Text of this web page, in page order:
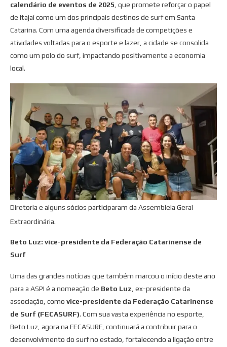
calendário de eventos de 2025, que promete reforçar o papel
de Itajaí como um dos principais destinos de surf em Santa
Catarina. Com uma agenda diversificada de competições e
atividades voltadas para o esporte e lazer, a cidade se consolida
como um polo do surf, impactando positivamente a economia
local.
Diretoria e alguns sócios participaram da Assembleia Geral
Extraordinária.
Beto Luz: vice-presidente da Federação Catarinense de
Surf
Uma das grandes notícias que também marcou o início deste ano
para a ASPI é a nomeação de Beto Luz , ex-presidente da
associação, como vice-presidente da Federação Catarinense
de Surf (FECASURF). Com sua vasta experiência no esporte,
Beto Luz, agora na FECASURF, continuará a contribuir para o
desenvolvimento do surf no estado, fortalecendo a ligação entre